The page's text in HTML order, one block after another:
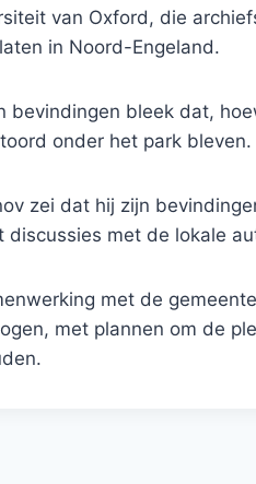
van Oxford, die
in Noord-Engeland.
bevindingen bleek dat,
onder het park bleven.
zei dat hij zijn
discussies met de lokale
met de
met plannen om de